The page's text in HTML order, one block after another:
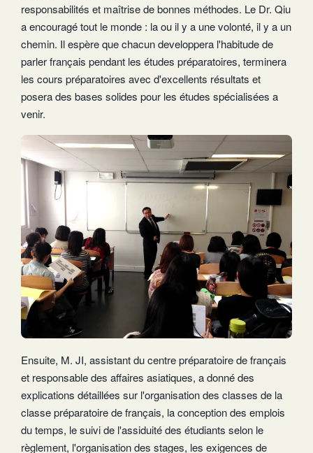
responsabilités et maîtrise de bonnes méthodes. Le Dr. Qiu
a encouragé tout le monde : la ou il y a une volonté, il y a un
chemin. Il espère que chacun developpera l'habitude de
parler français pendant les études préparatoires, terminera
les cours préparatoires avec d'excellents résultats et
posera des bases solides pour les études spécialisées a
venir.
Ensuite, M. JI, assistant du centre préparatoire de français
et responsable des affaires asiatiques, a donné des
explications détaillées sur l'organisation des classes de la
classe préparatoire de français, la conception des emplois
du temps, le suivi de l'assiduité des étudiants selon le
règlement, l'organisation des stages, les exigences de